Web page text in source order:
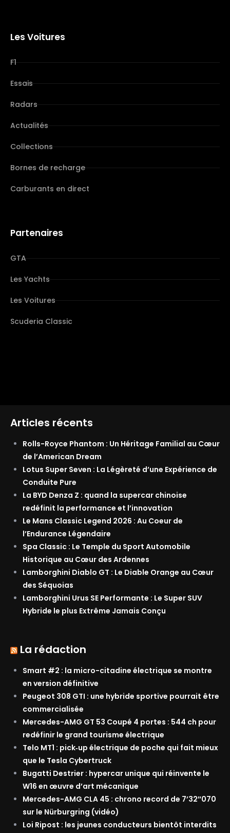
Les Voitures
F1
Essais
Radars
Actualités
Collections
Bornes de recharge
Carburants en direct
Partenaires
GTA
Les Yachts
Les Voitures
Scuderia Classic
Articles récents
Rolls-Royce Phantom : Un Héritage Familial au Cœur
de l’American Dream
Lotus Super Seven : La Légèreté d’une Expérience de
Conduite Pure
La BYD Denza Z : quand la supercar chinoise
redéfinit la performance et l’innovation
Le Mans Classic Legend 2026 : Au Coeur de
l’Endurance Légendaire
Spa Classic : Le Temple du Sport Automobile
Historique au Cœur des Ardennes
Lamborghini Diablo GT : Le Diable Orange au Cœur
des Séquoias
Lamborghini Urus SE Performante : Le Super SUV
Hybride le plus Extrême Jamais Conçu
La rédaction
Smart #2 : la micro-citadine électrique se montre
en version définitive
Peugeot 308 GTI : une hybride sportive pourrait être
commercialisée
Mercedes-AMG GT 53 Coupé 4 portes : 544 ch pour
redéfinir le grand tourisme électrique
Telo MT1 : pick‑up électrique de poche qui fait mieux
que le Tesla Cybertruck
Bugatti Destrier : hypercar unique qui réinvente le
W16 en œuvre d’art mécanique
Mercedes-AMG CLA 45 : chrono record de 7’32″070
sur le Nürburgring (vidéo)
Loi Ripost : les jeunes conducteurs bientôt interdits